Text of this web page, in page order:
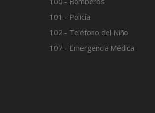
101 - Policía
102 - Teléfono del Niño
107 - Emergencia Médica